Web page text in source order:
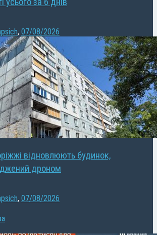
, 07/08/2026
відновлюють будинок,
дроном
, 07/08/2026